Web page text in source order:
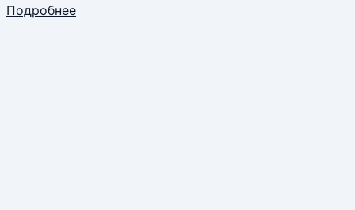
Подробнее